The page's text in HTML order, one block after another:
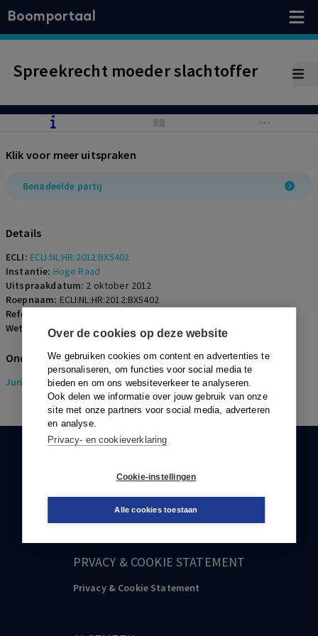
Over de cookies op deze website
We gebruiken cookies om content en advertenties te
personaliseren, om functies voor social media te
bieden en om ons websiteverkeer te analyseren.
Ook delen we informatie over jouw gebruik van onze
site met onze partners voor social media, adverteren
en analyse.
Privacy- en cookieverklaring
Cookie-instellingen
Alle cookies toestaan
Boomportaal
Spreekrecht moeder slachtoffer
Klik voor meer uitspraken
Benadeelde partij
Details
ECLI: ECLI:NL:HR:2012:BX5402
Instantie: Hoge Raad
Uitspraakdatum: 2 oktober 2012
Roepnaam: ECLI:NL:HR:2012:BX5402
Referentienummer:
Wetsartikelen: 51e Sv, 302 Sr, 450 (oud) Sr,7 WVW 1994
Onderwerpen
Juridisch> Strafrecht
088-0301000
klantenservice@boom.nl
PRVACY & COOKIE STATEMENT
Privacy & Cookie Statement